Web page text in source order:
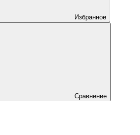
Избранное
Сравнение